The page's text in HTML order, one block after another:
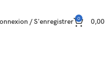
/ S'enregistrer 0 0,00